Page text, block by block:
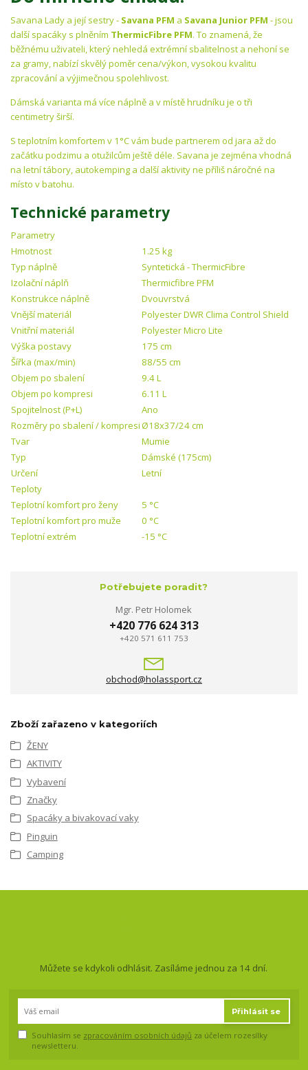
Savana Lady a její sestry - Savana PFM a Savana Junior PFM - jsou
další spacáky s plněním ThermicFibre PFM. To znamená, že
běžnému uživateli, který nehledá extrémní sbalitelnost a nehoní se
za gramy, nabízí skvělý poměr cena/výkon, vysokou kvalitu
zpracování a výjimečnou spolehlivost.
Dámská varianta má více náplně a v místě hrudníku je o tři
centimetry širší.
S teplotním komfortem v 1°C vám bude partnerem od jara až do
začátku podzimu a otužilcům ještě déle. Savana je zejména vhodná
na letní tábory, autokemping a další aktivity ne příliš náročné na
místo v batohu.
Technické parametry
Parametry
Hmotnost
1.25 kg
Typ náplně
Syntetická - ThermicFibre
Izolační náplň
Thermicfibre PFM
Konstrukce náplně
Dvouvrstvá
Vnější materiál
Polyester DWR Clima Control Shield
Vnitřní materiál
Polyester Micro Lite
Výška postavy
175 cm
Šířka (max/min)
88/55 cm
Objem po sbalení
9.4 L
Objem po kompresi
6.11 L
Spojitelnost (P+L)
Ano
Rozměry po sbalení / kompresiØ18x37/24 cm
Tvar
Mumie
Typ
Dámské (175cm)
Určení
Letní
Teploty
Teplotní komfort pro ženy
5 °C
Teplotní komfort pro muže
0 °C
Teplotní extrém
-15 °C
Potřebujete poradit?
Mgr. Petr Holomek
+420 776 624 313
+420 571 611 753
obchod@holassport.cz
Zboží zařazeno v kategoriích
ŽENY
AKTIVITY
Vybavení
Značky
Spacáky a bivakovací vaky
Pinguin
Camping
Můžete se kdykoli odhlásit. Zasíláme jednou za 14 dní.
Přihlásit se
Souhlasím se zpracováním osobních údajů za účelem rozesílky
newsletteru.